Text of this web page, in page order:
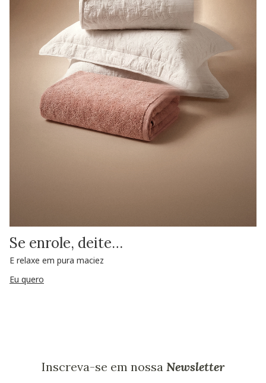
Se enrole, deite…
E relaxe em pura maciez
Eu quero
Inscreva-se em nossa Newsletter